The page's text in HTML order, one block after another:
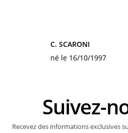
C. SCARONI
né le 16/10/1997
Suivez-
Recevez des informations exclusives